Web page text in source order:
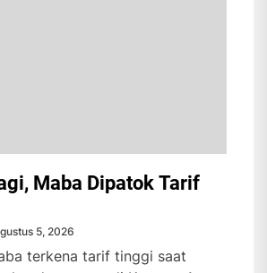
Maba Dipatok Tarif
5, 2026
terkena tarif tinggi saat